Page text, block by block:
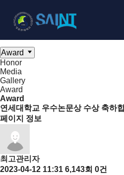
Honor
Media
Gallery
Award
Award
Honor
Media
Gallery
Award
Award
연세대학교 우수논문상 수상 축하
페이지 정보
최고관리자
2023-04-12 11:31 6,143회 0건